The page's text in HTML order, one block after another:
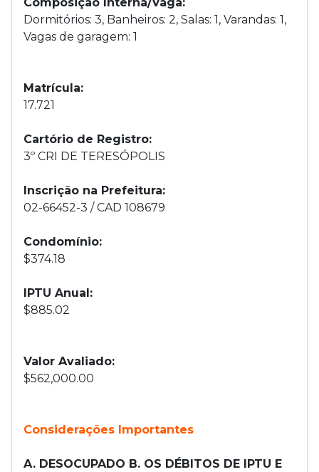
Dormitórios: 3, Banheiros: 2, Salas: 1, Varandas: 1,
Vagas de garagem: 1
Matrícula:
17.721
Cartório de Registro:
3º CRI DE TERESÓPOLIS
Inscrição na Prefeitura:
02-66452-3 / CAD 108679
Condomínio:
$374.18
IPTU Anual:
$885.02
Valor Avaliado:
$562,000.00
Considerações Importantes
A. DESOCUPADO B. OS DÉBITOS DE IPTU E